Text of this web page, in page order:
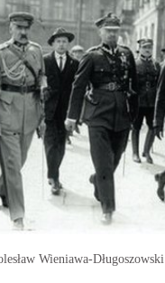
Wieniawa-Długoszowski